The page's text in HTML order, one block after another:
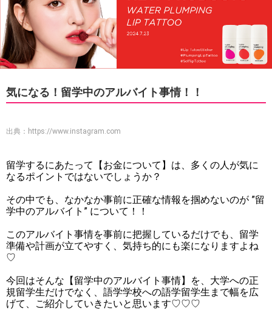
気になる！留学中のアルバイト事情！！
出典： https://www.instagram.com
留学するにあたって【お金について】は、多くの人が気に
なるポイントではないでしょうか？
その中でも、なかなか事前に正確な情報を掴めないのが ”留
学中のアルバイト” について！！
このアルバイト事情を事前に把握しているだけでも、留学
準備や計画が立てやすく、気持ち的にも楽になりますよね
♡
今回はそんな【留学中のアルバイト事情】を、大学への正
規留学生だけでなく、語学学校への語学留学生まで幅を広
げて、ご紹介していきたいと思います♡♡♡